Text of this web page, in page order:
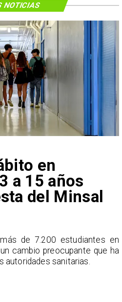
en
a 15 años
del Minsal
de 7.200 estudiantes en
cambio preocupante que ha
autoridades sanitarias.
NOTICIAS